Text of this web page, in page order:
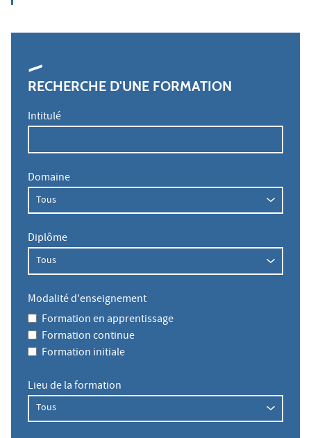
RECHERCHE D'UNE FORMATION
Intitulé
Domaine
Diplôme
Modalité d'enseignement
Formation en apprentissage
Formation continue
Formation initiale
Lieu de la formation